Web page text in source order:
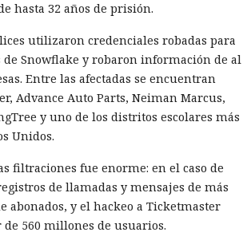
y tecnológicas entre Pekín y
en peligro la frágil tregua
cumbres bilaterales. El día
de Comercio de China anunció
contra empresas estadounidenses y la
a EE. UU., calificándolas como
medidas de Washington contra el
si estas acciones están relacionadas
Alto.
compañía no es nueva: ya en enero se
hasta 32 años de prisión.
utilizaron credenciales robadas para
de Snowflake y robaron información de al
Entre las afectadas se encuentran
Advance Auto Parts, Neiman Marcus,
y uno de los distritos escolares más
Unidos.
filtraciones fue enorme: en el caso de
de llamadas y mensajes de más
abonados, y el hackeo a Ticketmaster
de 560 millones de usuarios.